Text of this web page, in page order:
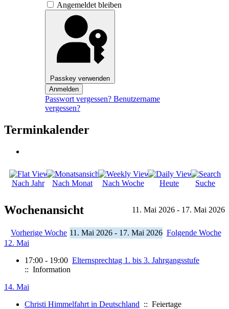
Angemeldet bleiben
Passkey verwenden
Anmelden
Passwort vergessen? Benutzername
vergessen?
Terminkalender
Nach Jahr Nach Monat Nach Woche Heute Suche
Wochenansicht 11. Mai 2026 - 17. Mai 2026
Vorherige Woche 11. Mai 2026 - 17. Mai 2026 Folgende Woche
12. Mai
17:00 - 19:00 Elternsprechtag 1. bis 3. Jahrgangsstufe
:: Information
14. Mai
Christi Himmelfahrt in Deutschland :: Feiertage